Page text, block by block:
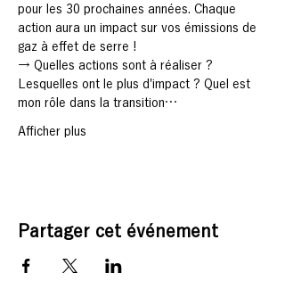
pour les 30 prochaines années. Chaque
action aura un impact sur vos émissions de
gaz à effet de serre !
→ Quelles actions sont à réaliser ?
Lesquelles ont le plus d'impact ? Quel est
mon rôle dans la transition…
Afficher plus
Partager cet événement